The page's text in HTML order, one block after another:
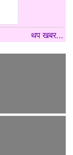
थप खबर...